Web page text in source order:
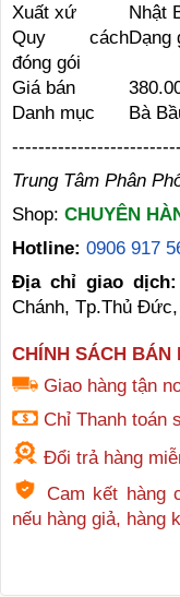
Xuất xứ
Nhật
Quy cách
đóng gói
Dạng
Giá bán
Danh mục
Bà
Trung Tâm Phân
Shop: CHUYÊN
Hotline: 0906 917
Địa chỉ giao dịch:
Chánh, Tp.Thủ Đức,
CHÍNH SÁCH BÁN
Giao hàng tận
Chỉ Thanh toán
Đổi trả hàng
Cam kết hàng
nếu hàng giả, hàng